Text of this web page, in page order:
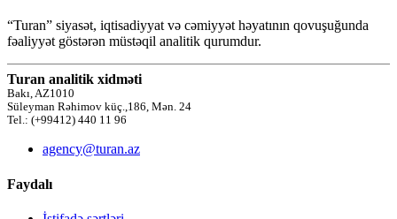
“Turan” siyasət, iqtisadiyyat və cəmiyyət həyatının qovuşuğunda
fəaliyyət göstərən müstəqil analitik qurumdur.
Turan analitik xidməti
Bakı, AZ1010
Süleyman Rəhimov küç.,186, Mən. 24
Tel.: (+99412) 440 11 96
agency@turan.az
Faydalı